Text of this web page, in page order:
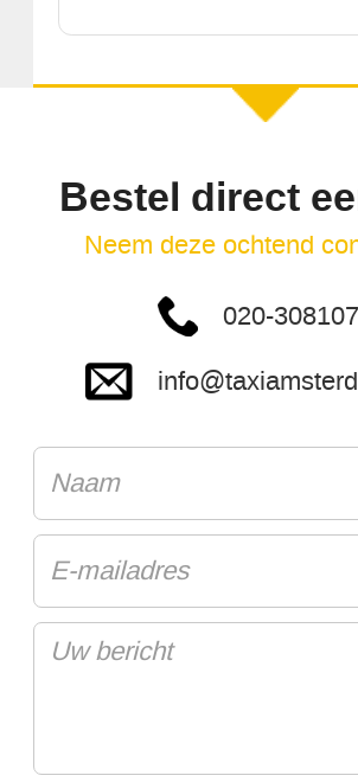
Bestel direct
Neem deze ochtend
020-